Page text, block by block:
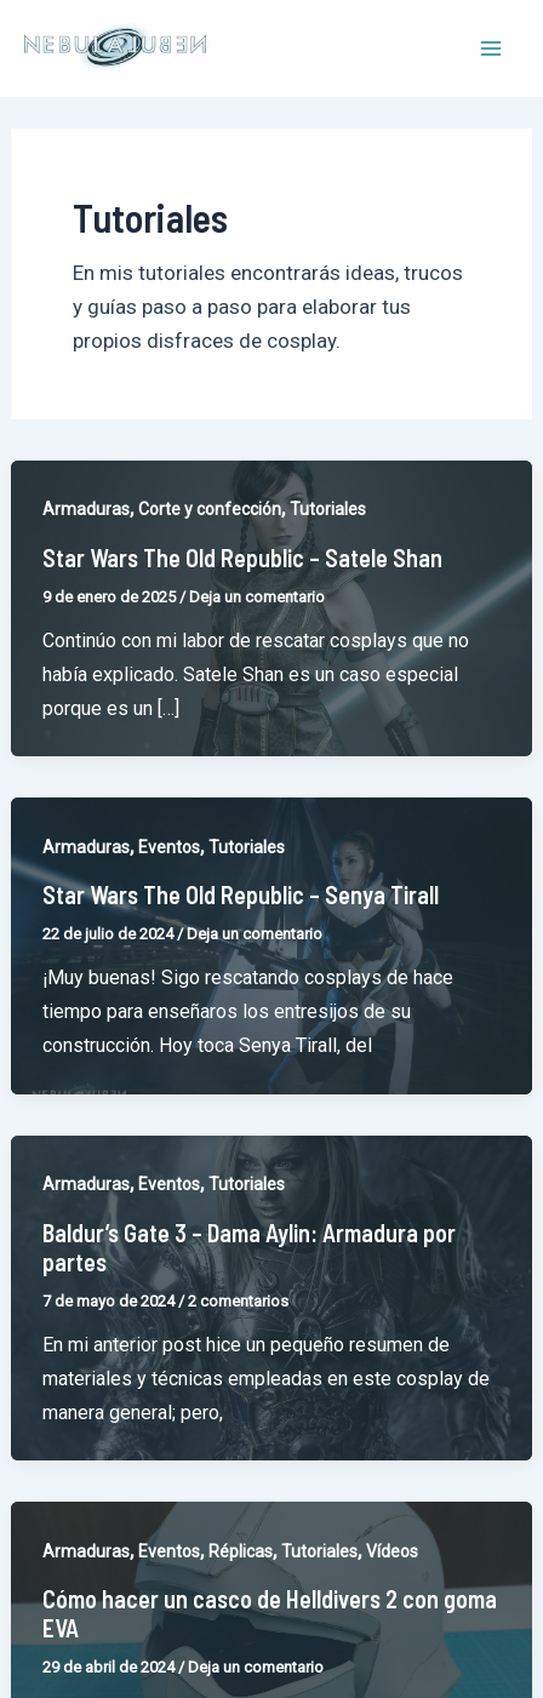
Tutoriales
En mis tutoriales encontrarás ideas, trucos
y guías paso a paso para elaborar tus
propios disfraces de cosplay.
Armaduras,Corte y confección,Tutoriales
Star Wars The Old Republic – Satele Shan
9 de enero de 2025 /Deja un comentario
Continúo con mi labor de rescatar cosplays que no
había explicado. Satele Shan es un caso especial
porque es un […]
Armaduras, Eventos,Tutoriales
Star Wars The Old Republic – Senya Tirall
22 de julio de 2024/Deja un comentario
¡Muy buenas! Sigo rescatando cosplays de hace
tiempo para enseñaros los entresijos de su
construcción. Hoy toca Senya Tirall, del
Armaduras, Eventos,Tutoriales
Baldur’s Gate 3 – Dama Aylin: Armadura por
partes
7 de mayo de 2024 /2 comentarios
En mi anterior post hice un pequeño resumen de
materiales y técnicas empleadas en este cosplay de
manera general; pero,
Armaduras, Eventos, Réplicas,Tutoriales,Vídeos
Cómo hacer un casco de Helldivers 2 con goma
EVA
29 de abril de 2024/ Deja un comentario